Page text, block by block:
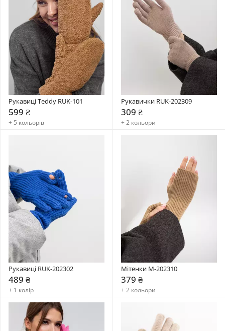
Рукавиці Teddy RUK-101
599 ₴
+ 5 кольорів
Рукавички RUK-202309
309 ₴
+ 2 кольори
Рукавиці RUK-202302
489 ₴
+ 1 колір
Мітенки M-202310
379 ₴
+ 2 кольори